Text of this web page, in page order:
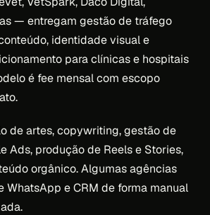
— entregam gestão de tráfego
identidade visual e
para clínicas e hospitais
é fee mensal com escopo
de artes, copywriting, gestão de
Ads, produção de Reels e Stories,
orgânico. Algumas agências
WhatsApp e CRM de forma manual